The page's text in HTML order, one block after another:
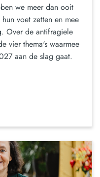
we meer dan ooit
voet zetten en mee
Over de antifragiele
vier thema's waarmee
aan de slag gaat.